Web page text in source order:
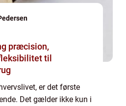
til
er det første
Det gælder ikke kun i